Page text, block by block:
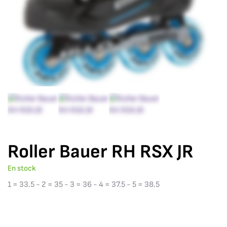
Roller Bauer RH RSX JR
En stock
1 = 33.5 - 2 = 35 - 3 = 36 - 4 = 37.5 - 5 = 38.5